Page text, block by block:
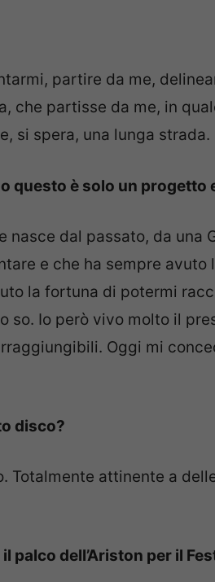
partire da me,
che partisse da me, in
si spera, una lunga strada.
questo è solo un progetto
nasce dal passato, da una
e che ha sempre avuto
la fortuna di potermi
so. Io però vivo molto il
Oggi mi
disco?
Totalmente attinente a
palco dell’Ariston per il